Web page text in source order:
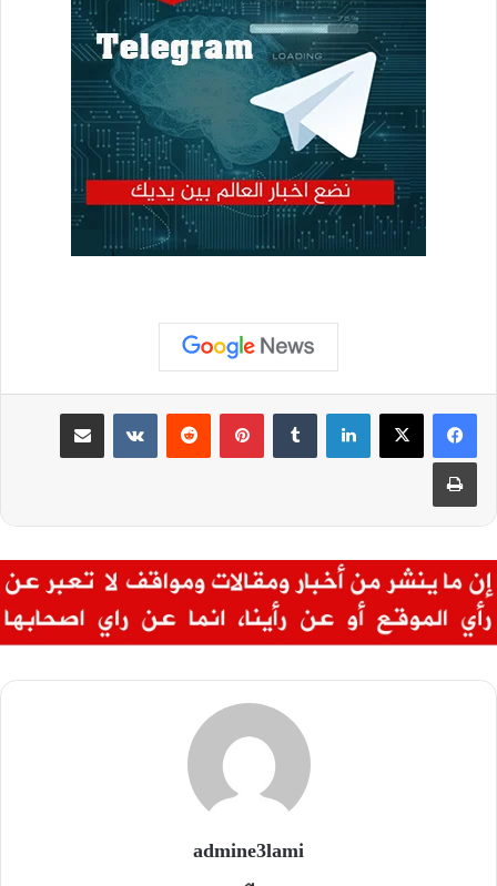
لينكدإن بينتيريست مشاركة عبر البريد
طباعة
admine3lami